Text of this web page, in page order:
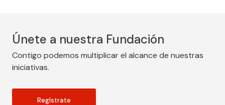
Únete a nuestra Fundación
Contigo podemos multiplicar el alcance de nuestras
iniciativas.
Regístrate